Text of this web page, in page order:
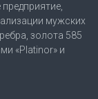
мужских
золота 585
«Platinor» и